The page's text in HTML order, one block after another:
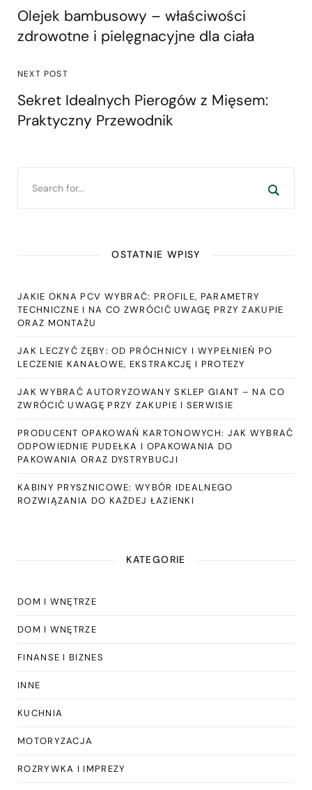
Olejek bambusowy – właściwości
zdrowotne i pielęgnacyjne dla ciała
NEXT POST
Sekret Idealnych Pierogów z Mięsem:
Praktyczny Przewodnik
OSTATNIE WPISY
JAKIE OKNA PCV WYBRAĆ: PROFILE, PARAMETRY
TECHNICZNE I NA CO ZWRÓCIĆ UWAGĘ PRZY ZAKUPIE
ORAZ MONTAŻU
JAK LECZYĆ ZĘBY: OD PRÓCHNICY I WYPEŁNIEŃ PO
LECZENIE KANAŁOWE, EKSTRAKCJĘ I PROTEZY
JAK WYBRAĆ AUTORYZOWANY SKLEP GIANT – NA CO
ZWRÓCIĆ UWAGĘ PRZY ZAKUPIE I SERWISIE
PRODUCENT OPAKOWAŃ KARTONOWYCH: JAK WYBRAĆ
ODPOWIEDNIE PUDEŁKA I OPAKOWANIA DO
PAKOWANIA ORAZ DYSTRYBUCJI
KABINY PRYSZNICOWE: WYBÓR IDEALNEGO
ROZWIĄZANIA DO KAŻDEJ ŁAZIENKI
KATEGORIE
DOM I WNĘTRZE
DOM I WNĘTRZE
FINANSE I BIZNES
INNE
KUCHNIA
MOTORYZACJA
ROZRYWKA I IMPREZY